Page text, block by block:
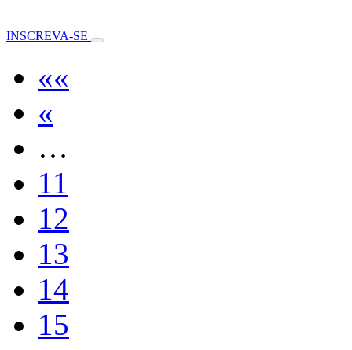
INSCREVA-SE
««
«
…
11
12
13
14
15